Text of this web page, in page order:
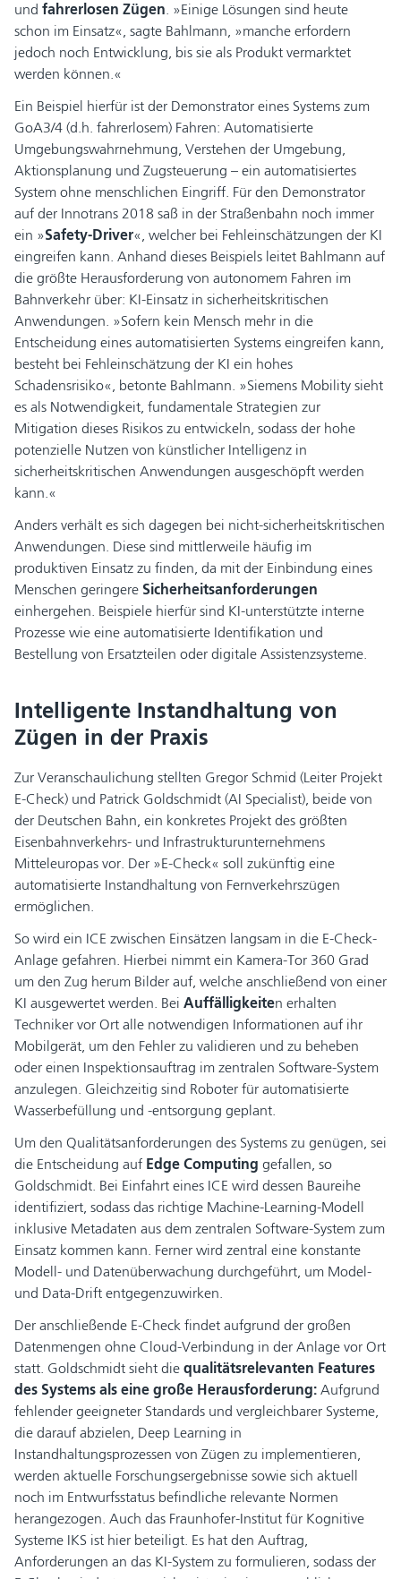
und fahrerlosen Zügen. »Einige Lösungen sind heute
schon im Einsatz«, sagte Bahlmann, »manche erfordern
jedoch noch Entwicklung, bis sie als Produkt vermarktet
werden können.«
Ein Beispiel hierfür ist der Demonstrator eines Systems zum
GoA3/4 (d.h. fahrerlosem) Fahren: Automatisierte
Umgebungswahrnehmung, Verstehen der Umgebung,
Aktionsplanung und Zugsteuerung – ein automatisiertes
System ohne menschlichen Eingriff. Für den Demonstrator
auf der Innotrans 2018 saß in der Straßenbahn noch immer
ein »Safety-Driver«, welcher bei Fehleinschätzungen der KI
eingreifen kann. Anhand dieses Beispiels leitet Bahlmann auf
die größte Herausforderung von autonomem Fahren im
Bahnverkehr über: KI-Einsatz in sicherheitskritischen
Anwendungen. »Sofern kein Mensch mehr in die
Entscheidung eines automatisierten Systems eingreifen kann,
besteht bei Fehleinschätzung der KI ein hohes
Schadensrisiko«, betonte Bahlmann. »Siemens Mobility sieht
es als Notwendigkeit, fundamentale Strategien zur
Mitigation dieses Risikos zu entwickeln, sodass der hohe
potenzielle Nutzen von künstlicher Intelligenz in
sicherheitskritischen Anwendungen ausgeschöpft werden
kann.«
Anders verhält es sich dagegen bei nicht-sicherheitskritischen
Anwendungen. Diese sind mittlerweile häufig im
produktiven Einsatz zu finden, da mit der Einbindung eines
Menschen geringere Sicherheitsanforderungen
einhergehen. Beispiele hierfür sind KI-unterstützte interne
Prozesse wie eine automatisierte Identifikation und
Bestellung von Ersatzteilen oder digitale Assistenzsysteme.
Intelligente Instandhaltung von
Zügen in der Praxis
Zur Veranschaulichung stellten Gregor Schmid (Leiter Projekt
E-Check) und Patrick Goldschmidt (AI Specialist), beide von
der Deutschen Bahn, ein konkretes Projekt des größten
Eisenbahnverkehrs- und Infrastrukturunternehmens
Mitteleuropas vor. Der »E-Check« soll zukünftig eine
automatisierte Instandhaltung von Fernverkehrszügen
ermöglichen.
So wird ein ICE zwischen Einsätzen langsam in die E-Check-
Anlage gefahren. Hierbei nimmt ein Kamera-Tor 360 Grad
um den Zug herum Bilder auf, welche anschließend von einer
KI ausgewertet werden. Bei Auffälligkeiten erhalten
Techniker vor Ort alle notwendigen Informationen auf ihr
Mobilgerät, um den Fehler zu validieren und zu beheben
oder einen Inspektionsauftrag im zentralen Software-System
anzulegen. Gleichzeitig sind Roboter für automatisierte
Wasserbefüllung und -entsorgung geplant.
Um den Qualitätsanforderungen des Systems zu genügen, sei
die Entscheidung auf Edge Computing gefallen, so
Goldschmidt. Bei Einfahrt eines ICE wird dessen Baureihe
identifiziert, sodass das richtige Machine-Learning-Modell
inklusive Metadaten aus dem zentralen Software-System zum
Einsatz kommen kann. Ferner wird zentral eine konstante
Modell- und Datenüberwachung durchgeführt, um Model-
und Data-Drift entgegenzuwirken.
Der anschließende E-Check findet aufgrund der großen
Datenmengen ohne Cloud-Verbindung in der Anlage vor Ort
statt. Goldschmidt sieht die qualitätsrelevanten Features
des Systems als eine große Herausforderung: Aufgrund
fehlender geeigneter Standards und vergleichbarer Systeme,
die darauf abzielen, Deep Learning in
Instandhaltungsprozessen von Zügen zu implementieren,
werden aktuelle Forschungsergebnisse sowie sich aktuell
noch im Entwurfsstatus befindliche relevante Normen
herangezogen. Auch das Fraunhofer-Institut für Kognitive
Systeme IKS ist hier beteiligt. Es hat den Auftrag,
Anforderungen an das KI-System zu formulieren, sodass der